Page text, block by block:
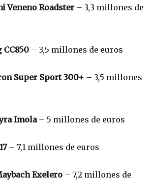
Veneno Roadster – 3,3 millones de
– 3,5 millones de euros
Super Sport 300+ – 3,5 millones
Imola– 5 millones de euros
– 7,1 millones de euros
Exelero – 7,2 millones de